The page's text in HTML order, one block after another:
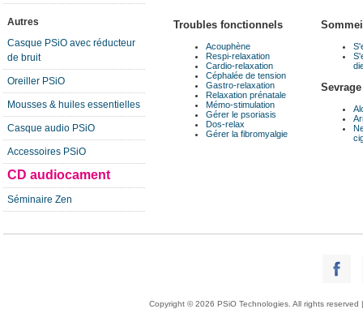
Autres
Casque PSiO avec réducteur
de bruit
Oreiller PSiO
Mousses & huiles essentielles
Casque audio PSiO
Accessoires PSiO
CD audiocament
Séminaire Zen
Troubles fonctionnels
Acouphène
Respi-relaxation
Cardio-relaxation
Céphalée de tension
Gastro-relaxation
Relaxation prénatale
Mémo-stimulation
Gérer le psoriasis
Dos-relax
Gérer la fibromyalgie
Copyright © 2026 PSiO Technologies. All rights reserved